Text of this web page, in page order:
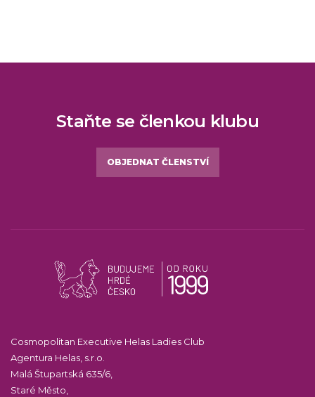
Staňte se členkou klubu
OBJEDNAT ČLENSTVÍ
Cosmopolitan Executive Helas Ladies Club
Agentura Helas, s.r.o.
Malá Štupartská 635/6,
Staré Město,